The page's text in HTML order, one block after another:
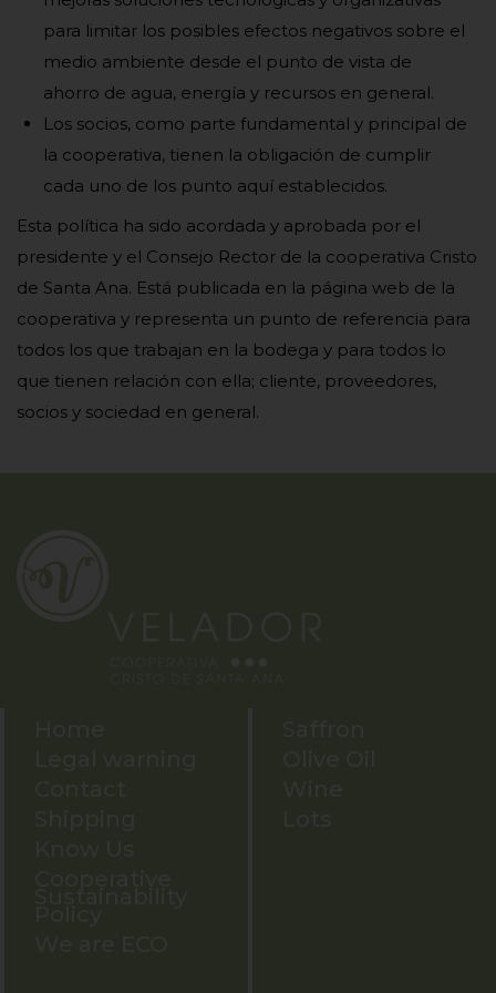
para limitar los posibles efectos negativos sobre el
medio ambiente desde el punto de vista de
ahorro de agua, energía y recursos en general.
Los socios, como parte fundamental y principal de
la cooperativa, tienen la obligación de cumplir
cada uno de los punto aquí establecidos.
Esta política ha sido acordada y aprobada por el
presidente y el Consejo Rector de la cooperativa Cristo
de Santa Ana. Está publicada en la página web de la
cooperativa y representa un punto de referencia para
todos los que trabajan en la bodega y para todos lo
que tienen relación con ella; cliente, proveedores,
socios y sociedad en general.